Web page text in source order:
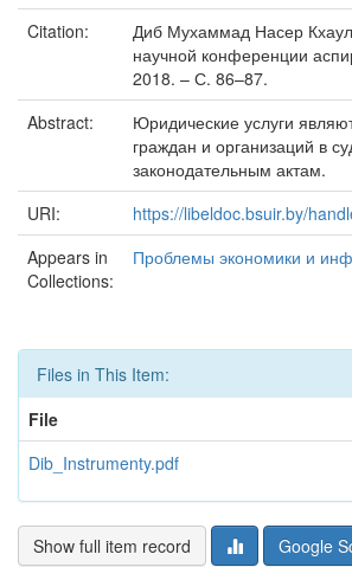
Citation:
Диб Мухаммад Насер
научной конференции
2018. – С. 86–87.
Abstract:
Юридические услуги
граждан и организаций в
законодательным актам.
URI:
https://libeldoc.bsuir.by/
Appears in
Collections:
Проблемы экономики и
Files in This Item:
File
Dib_Instrumenty.pdf
Show full item record Google